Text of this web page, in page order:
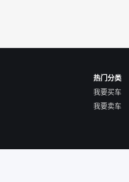
热门分类
我要买车
我要卖车